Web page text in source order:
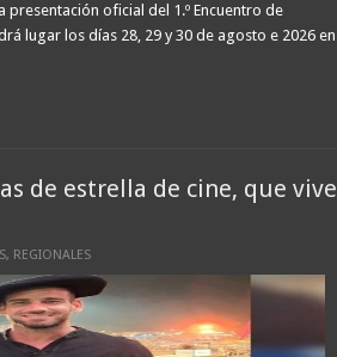
presentación oficial del 1.º Encuentro de
lugar los días 28, 29 y 30 de agosto e 2026 en
de estrella de cine, que vive
, REGIONALES